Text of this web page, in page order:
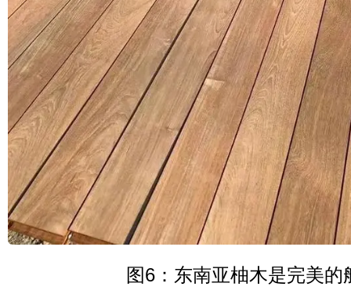
图6：东南亚柚木是完美的